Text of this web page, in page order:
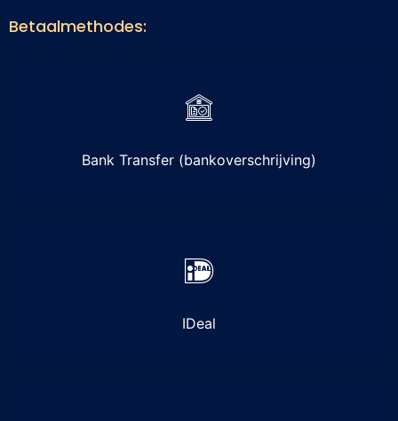
Betaalmethodes:
Bank Transfer (bankoverschrijving)
IDeal